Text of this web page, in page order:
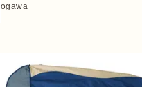
ogawa